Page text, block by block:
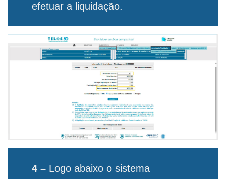
efetuar a liquidação.
4 –Logo abaixo o sistema